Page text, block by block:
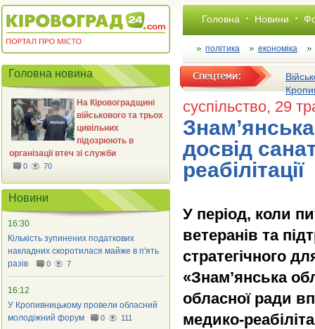
Головна Новини
політика економіка
суспільство, 29
досвід
реабілітації
У період, коли
ветеранів та
стратегічного
«Знам’янська
обласної ради
медико-
Головна новина
На Кіровоградщині
військового та трьох
цивільних
підозрюють в
організації втеч зі служби
0 70
Новини
16:30
Кількість зупинених податкових
накладних скоротилася майже в п'ять
разів
0 7
16:12
У Кропивницькому провели обласний
молодіжний форум
0 111